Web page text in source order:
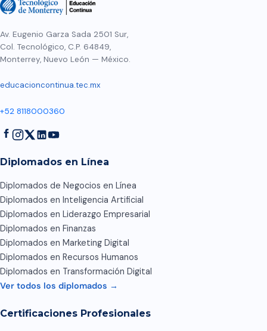
Av. Eugenio Garza Sada 2501 Sur,
Col. Tecnológico, C.P. 64849,
Monterrey, Nuevo León — México.
educacioncontinua.tec.mx
+52 8118000360
Diplomados en Línea
Diplomados de Negocios en Línea
Diplomados en Inteligencia Artificial
Diplomados en Liderazgo Empresarial
Diplomados en Finanzas
Diplomados en Marketing Digital
Diplomados en Recursos Humanos
Diplomados en Transformación Digital
Ver todos los diplomados →
Certificaciones Profesionales